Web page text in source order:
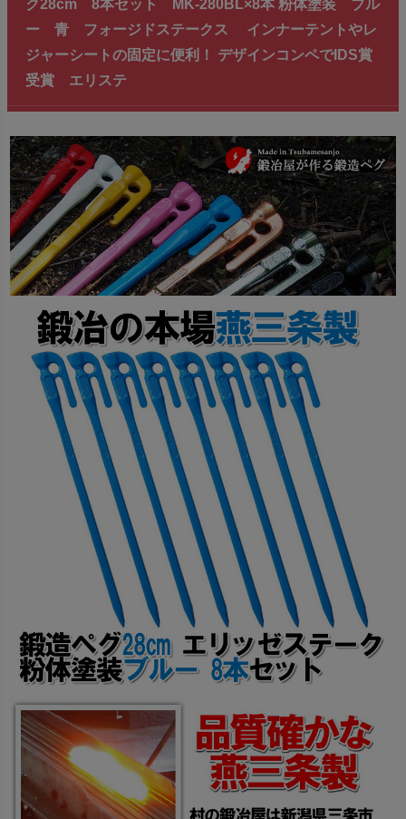
ク28cm 8本セット MK-280BL×8本 粉体塗装 ブル
ー 青 フォージドステークス インナーテントやレ
ジャーシートの固定に便利！ デザインコンペでIDS賞
受賞 エリステ